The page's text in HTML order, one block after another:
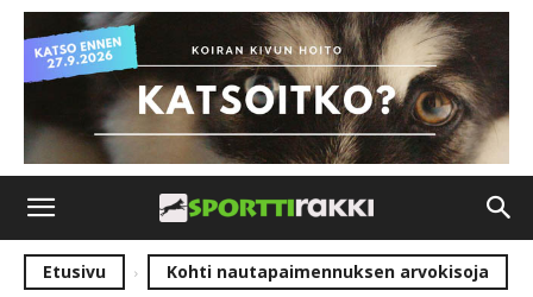
Etusivu Kohti nautapaimennuksen arvokisoja